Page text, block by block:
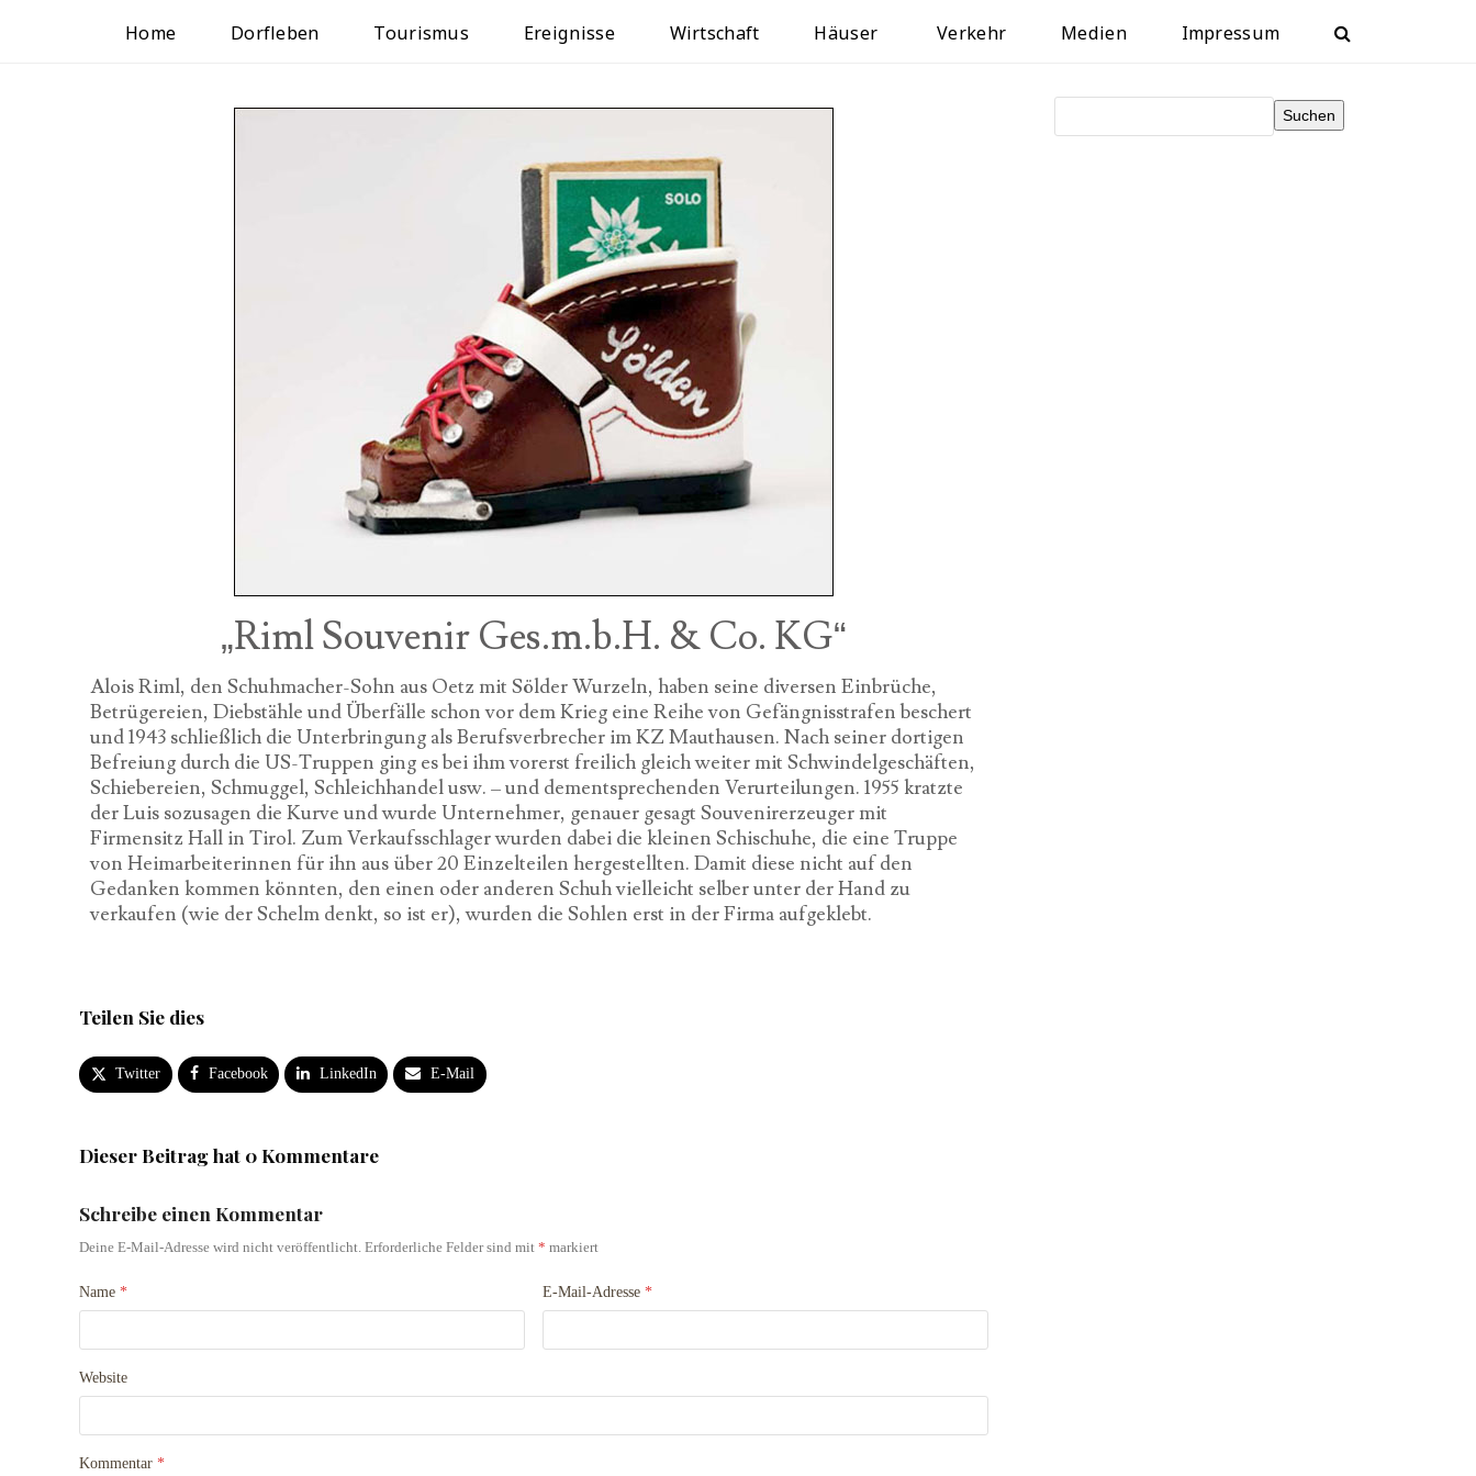
Home Dorfleben Tourismus Ereignisse Wirtschaft Häuser Verkehr Medien Impressum
„Riml Souvenir Ges.m.b.H. & Co. KG“
Alois Riml, den Schuhmacher-Sohn aus Oetz mit Sölder Wurzeln, haben seine diversen Einbrüche,
Betrügereien, Diebstähle und Überfälle schon vor dem Krieg eine Reihe von Gefängnisstrafen beschert
und 1943 schließlich die Unterbringung als Berufsverbrecher im KZ Mauthausen. Nach seiner dortigen
Befreiung durch die US-Truppen ging es bei ihm vorerst freilich gleich weiter mit Schwindelgeschäften,
Schiebereien, Schmuggel, Schleichhandel usw. – und dementsprechenden Verurteilungen. 1955 kratzte
der Luis sozusagen die Kurve und wurde Unternehmer, genauer gesagt Souvenirerzeuger mit
Firmensitz Hall in Tirol. Zum Verkaufsschlager wurden dabei die kleinen Schischuhe, die eine Truppe
von Heimarbeiterinnen für ihn aus über 20 Einzelteilen hergestellten. Damit diese nicht auf den
Gedanken kommen könnten, den einen oder anderen Schuh vielleicht selber unter der Hand zu
verkaufen (wie der Schelm denkt, so ist er), wurden die Sohlen erst in der Firma aufgeklebt.
Teilen Sie dies
Twitter Facebook LinkedIn E-Mail
Dieser Beitrag hat 0 Kommentare
Schreibe einen Kommentar
Deine E-Mail-Adresse wird nicht veröffentlicht. Erforderliche Felder sind mit * markiert
Name * E-Mail-Adresse*
Website
Kommentar *
Suchen